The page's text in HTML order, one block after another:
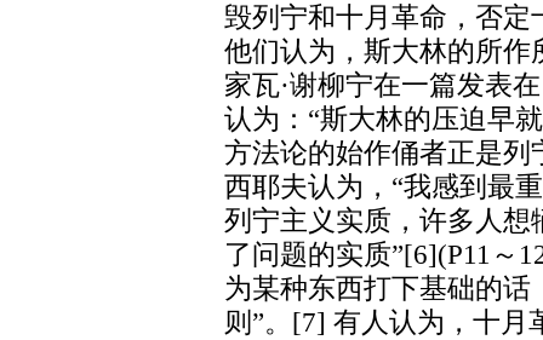
毁列宁和十月革命，否
他们认为，斯大林的所
家瓦·谢柳宁在一篇发表
认为：“斯大林的压迫早
方法论的始作俑者正是列
西耶夫认为，“我感到最
列宁主义实质，许多人
了问题的实质”[6](P11～
为某种东西打下基础的
则”。[7] 有人认为，十月